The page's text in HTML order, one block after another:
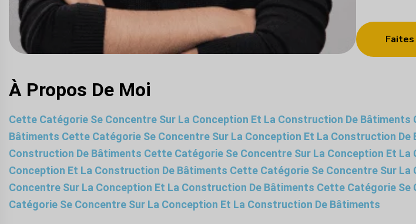
Faites
À Propos De Moi
Cette Catégorie Se Concentre Sur La Conception Et La Construction De
Bâtiments Cette Catégorie Se Concentre Sur La Conception Et La Construction
Construction De Bâtiments Cette Catégorie Se Concentre Sur La Conception Et
Conception Et La Construction De Bâtiments Cette Catégorie Se Concentre Sur
Concentre Sur La Conception Et La Construction De Bâtiments Cette Catégorie
Catégorie Se Concentre Sur La Conception Et La Construction De Bâtiments